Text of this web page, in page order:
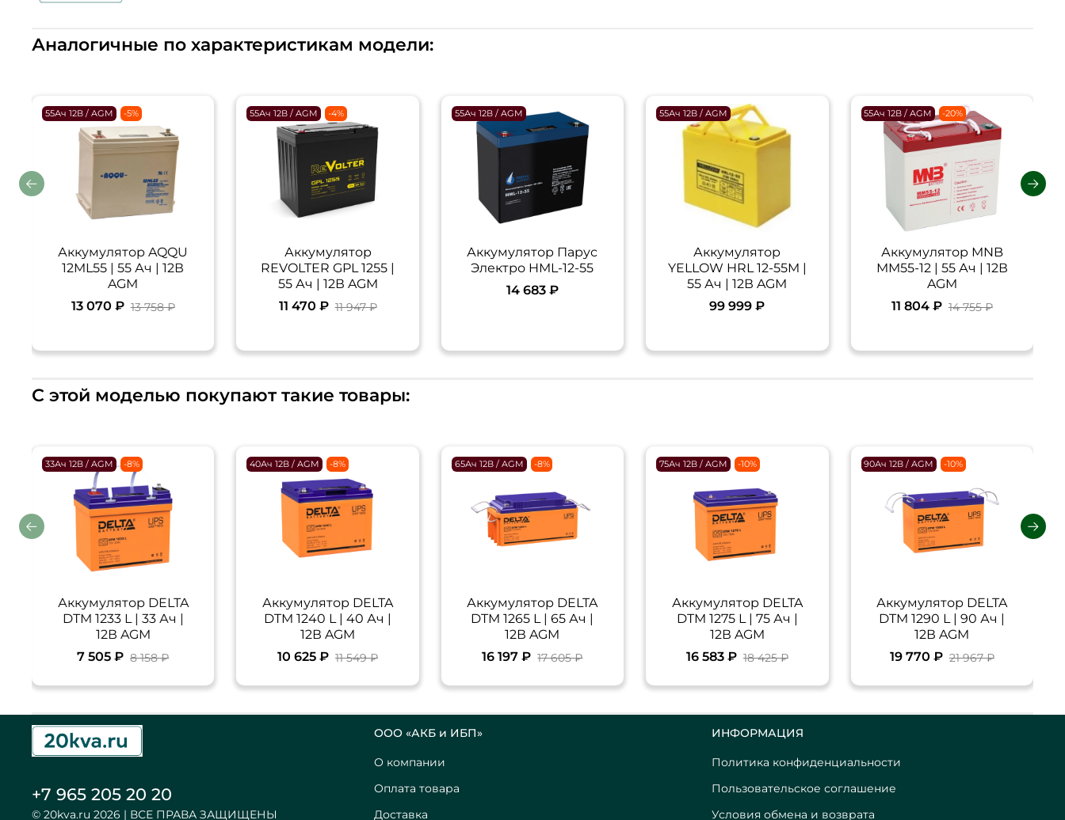
Аналогичные по характеристикам модели:
55Ач 12В / AGM -5%
Аккумулятор AQQU
12ML55 | 55 Ач | 12В
AGM
13 070 ₽ 13 758 ₽
55Ач 12В / AGM -4%
Аккумулятор
REVOLTER GPL 1255 |
55 Ач | 12В AGM
11 470 ₽ 11 947 ₽
55Ач 12В / AGM
Аккумулятор Парус
Электро HML-12-55
14 683 ₽
55Ач 12В / AGM
Аккумулятор
YELLOW HRL 12-55M |
55 Ач | 12В AGM
99 999 ₽
55Ач 12В / AGM -20%
Аккумулятор MNB
MM55-12 | 55 Ач | 12В
AGM
11 804 ₽ 14 755 ₽
С этой моделью покупают такие товары:
33Ач 12В / AGM -8%
Аккумулятор DELTA
DTM 1233 L | 33 Ач |
12В AGM
7 505 ₽ 8 158 ₽
40Ач 12В / AGM -8%
Аккумулятор DELTA
DTM 1240 L | 40 Ач |
12В AGM
10 625 ₽ 11 549 ₽
65Ач 12В / AGM -8%
Аккумулятор DELTA
DTM 1265 L | 65 Ач |
12В AGM
16 197 ₽ 17 605 ₽
75Ач 12В / AGM -10%
Аккумулятор DELTA
DTM 1275 L | 75 Ач |
12В AGM
16 583 ₽ 18 425 ₽
90Ач 12В / AGM -10%
Аккумулятор DELTA
DTM 1290 L | 90 Ач |
12В AGM
19 770 ₽ 21 967 ₽
ООО «АКБ и ИБП»
О компании
Оплата товара
Доставка
ИНФОРМАЦИЯ
Политика конфиденциальности
Пользовательское соглашение
Условия обмена и возврата
+7 965 205 20 20
© 20kva.ru 2026 | ВСЕ ПРАВА ЗАЩИЩЕНЫ